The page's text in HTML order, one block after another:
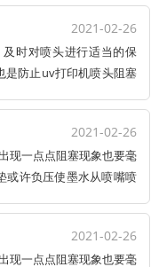
2021-02-26
时对喷头进行适当的保
是防止uv打印机喷头阻塞
，只需要我们简单清洗，
2021-02-26
现一点点阻塞现象也要毫
或许负压使墨水从喷嘴喷
猛，否则会因压力过大而
2021-02-26
现一点点阻塞现象也要毫